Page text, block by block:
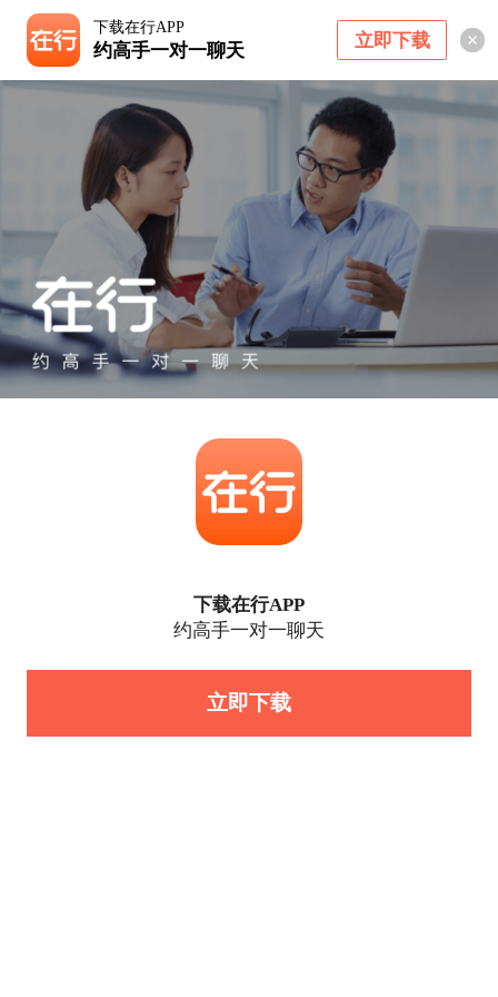
下载在行APP
约高手一对一聊天 立即下载
下载在行APP
约高手一对一聊天
立即下载